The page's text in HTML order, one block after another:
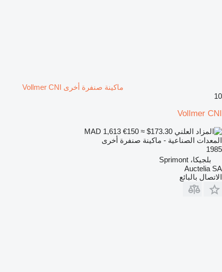
ماكينة صنفرة أخرى Vollmer CNI
10
Vollmer CNI
€150 ≈ $173.30
المعدات الصناعية - ماكينة صنفرة أخرى
1985
بلجيكا، Sprimont
Auctelia SA
الاتصال بالبائع